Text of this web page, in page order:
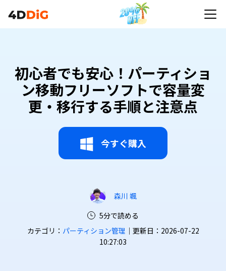
初心者でも安心！パーティショ
ン移動フリーソフトで容量変
更・移行する手順と注意点
今すぐ購入
森川 颯
5分で読める
カテゴリ： パーティション管理 ｜更新日：2026-07-22
10:27:03